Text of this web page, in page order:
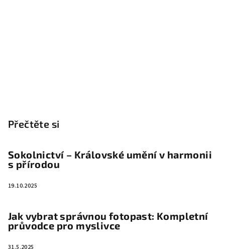
Přečtěte si
Sokolnictví – Královské umění v harmonii
s přírodou
19.10.2025
Jak vybrat správnou fotopast: Kompletní
průvodce pro myslivce
31.5.2025